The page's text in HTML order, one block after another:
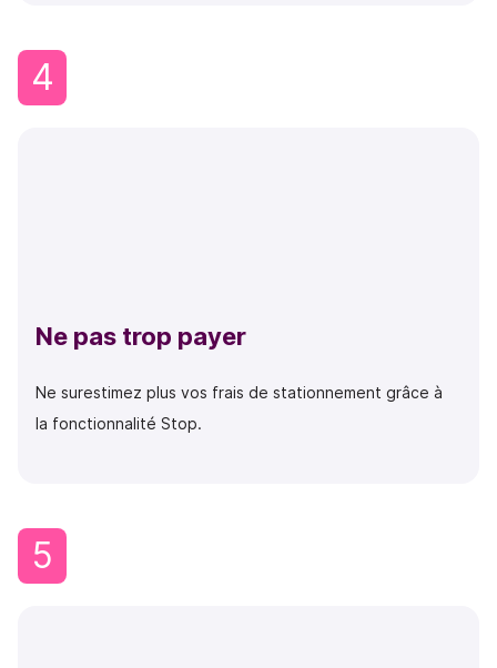
4
Ne pas trop payer
Ne surestimez plus vos frais de stationnement grâce à
la fonctionnalité Stop.
5